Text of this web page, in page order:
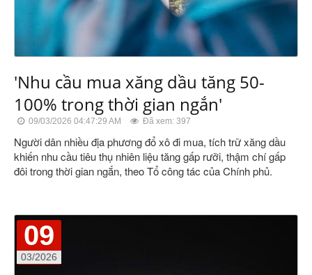
'Nhu cầu mua xăng dầu tăng 50-
100% trong thời gian ngắn'
09/03/2026 04:47:29 AM Đã xem: 397
Người dân nhiều địa phương đổ xô đi mua, tích trữ xăng dầu
khiến nhu cầu tiêu thụ nhiên liệu tăng gấp rưỡi, thậm chí gấp
đôi trong thời gian ngắn, theo Tổ công tác của Chính phủ.
09
03/2026